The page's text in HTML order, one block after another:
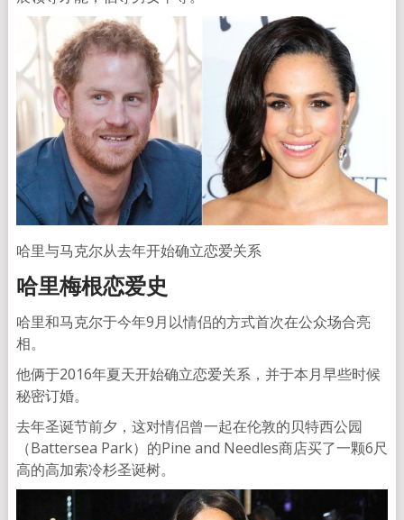
哈里与马克尔从去年开始确立恋爱关系
哈里梅根恋爱史
哈里和马克尔于今年9月以情侣的方式首次在公众场合亮
相。
他俩于2016年夏天开始确立恋爱关系，并于本月早些时候
秘密订婚。
去年圣诞节前夕，这对情侣曾一起在伦敦的贝特西公园
（Battersea Park）的Pine and Needles商店买了一颗6尺
高的高加索冷杉圣诞树。